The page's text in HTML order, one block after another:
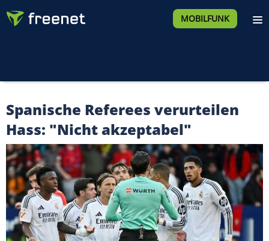
MOBILFUNK
Spanische Referees verurteilen
Hass: "Nicht akzeptabel"